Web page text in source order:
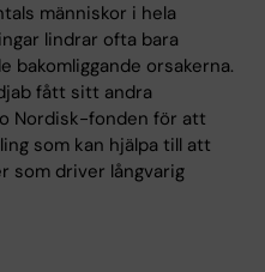
människor i hela
lindrar ofta bara
bakomliggande orsakerna.
fått sitt andra
Nordisk-fonden för att
som kan hjälpa till att
som driver långvarig